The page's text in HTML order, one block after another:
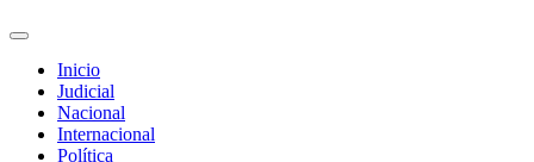
Inicio
Judicial
Nacional
Internacional
Política